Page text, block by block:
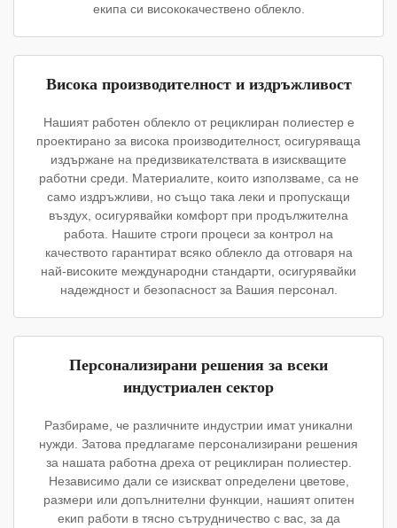
екипа си висококачествено облекло.
Висока производителност и издръжливост
Нашият работен облекло от рециклиран полиестер е
проектирано за висока производителност, осигуряваща
издържане на предизвикателствата в изискващите
работни среди. Материалите, които използваме, са не
само издръжливи, но също така леки и пропускащи
въздух, осигурявайки комфорт при продължителна
работа. Нашите строги процеси за контрол на
качеството гарантират всяко облекло да отговаря на
най-високите международни стандарти, осигурявайки
надеждност и безопасност за Вашия персонал.
Персонализирани решения за всеки
индустриален сектор
Разбираме, че различните индустрии имат уникални
нужди. Затова предлагаме персонализирани решения
за нашата работна дреха от рециклиран полиестер.
Независимо дали се изискват определени цветове,
размери или допълнителни функции, нашият опитен
екип работи в тясно сътрудничество с вас, за да